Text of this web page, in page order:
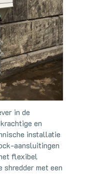
in de
en
installatie
aansluitingen
flexibel
shredder met een